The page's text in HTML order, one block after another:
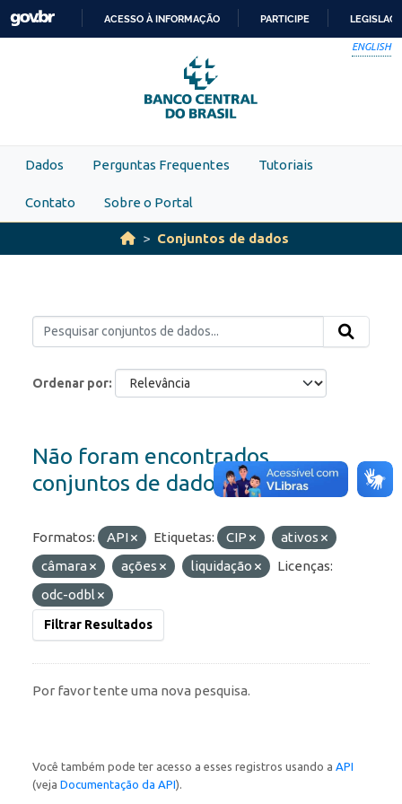
Skip to main content
PARA
O
CONTEÚDO
ACESSO À INFORMAÇÃO PARTICIPE
ENGLISH
Dados Perguntas Frequentes Tutoriais
Contato Sobre o Portal
Conjuntos de dados
Ordenar por
Não foram encontrados
conjuntos de dados
Formatos: API Etiquetas: CIP
ativos
câmara
ações liquidação
Licenças:
odc-odbl
Filtrar Resultados
Por favor tente uma nova pesquisa.
Você também pode ter acesso a esses registros usando a API
(veja Documentação da API).